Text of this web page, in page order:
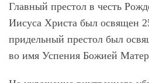
Главный престол в честь
Иисуса Христа был освящен
придельный престол был
во имя Успения Божией